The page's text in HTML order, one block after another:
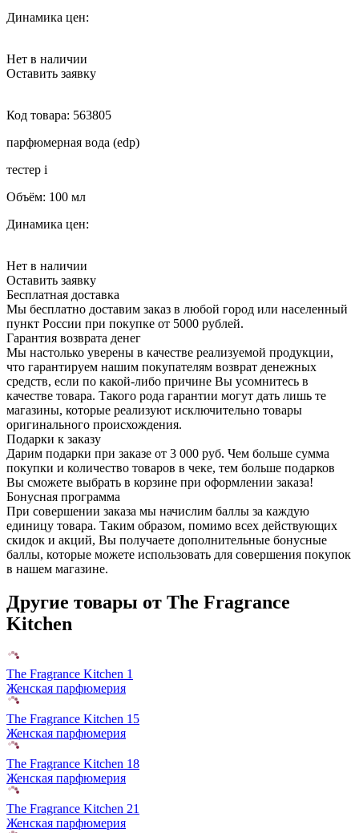
Динамика цен:
Нет в наличии
Оставить заявку
Код товара: 563805
парфюмерная вода (edp)
тестер i
Объём: 100 мл
Динамика цен:
Нет в наличии
Оставить заявку
Бесплатная доставка
Мы бесплатно доставим заказ в любой город или населенный
пункт России при покупке от 5000 рублей.
Гарантия возврата денег
Мы настолько уверены в качестве реализуемой продукции,
что гарантируем нашим покупателям возврат денежных
средств, если по какой-либо причине Вы усомнитесь в
качестве товара. Такого рода гарантии могут дать лишь те
магазины, которые реализуют исключительно товары
оригинального происхождения.
Подарки к заказу
Дарим подарки при заказе от 3 000 руб. Чем больше сумма
покупки и количество товаров в чеке, тем больше подарков
Вы сможете выбрать в корзине при оформлении заказа!
Бонусная программа
При совершении заказа мы начислим баллы за каждую
единицу товара. Таким образом, помимо всех действующих
скидок и акций, Вы получаете дополнительные бонусные
баллы, которые можете использовать для совершения покупок
в нашем магазине.
Другие товары от The Fragrance
Kitchen
The Fragrance Kitchen 1
Женская парфюмерия
The Fragrance Kitchen 15
Женская парфюмерия
The Fragrance Kitchen 18
Женская парфюмерия
The Fragrance Kitchen 21
Женская парфюмерия